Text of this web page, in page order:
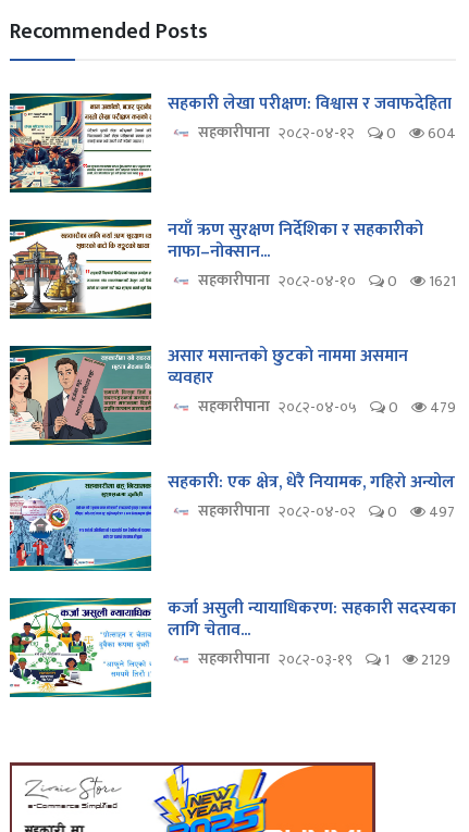
Recommended Posts
सहकारी लेखा परीक्षण: विश्वास र जवाफदेहिता
सहकारीपाना २०८२-०४-१२ 0 604
नयाँ ऋण सुरक्षण निर्देशिका र सहकारीको
नाफा–नोक्सान...
सहकारीपाना २०८२-०४-१० 0 1621
असार मसान्तको छुटको नाममा असमान
व्यवहार
सहकारीपाना २०८२-०४-०५ 0 479
सहकारी: एक क्षेत्र, धेरै नियामक, गहिरो अन्योल
सहकारीपाना २०८२-०४-०२ 0 497
कर्जा असुली न्यायाधिकरण: सहकारी सदस्यका
लागि चेताव...
सहकारीपाना २०८२-०३-१९ 1 2129